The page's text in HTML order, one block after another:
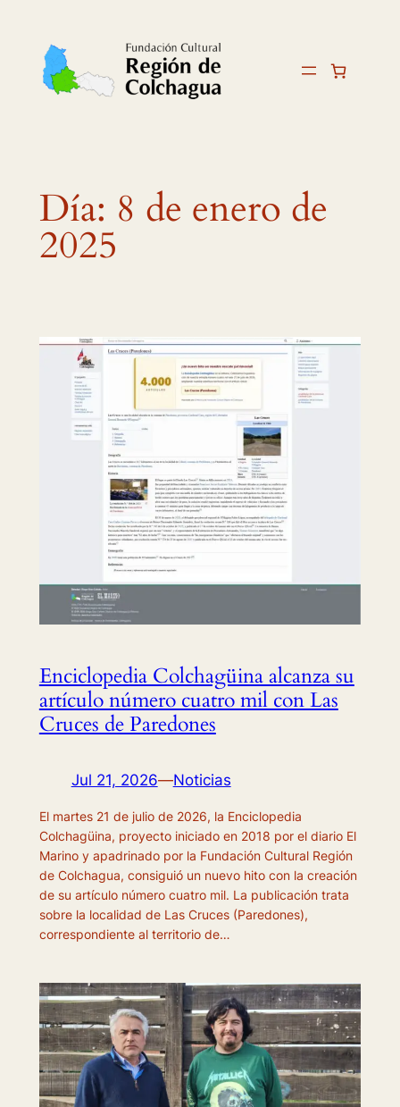
contenido
Día: 8 de enero de
2025
Enciclopedia Colchagüina alcanza su
artículo número cuatro mil con Las
Cruces de Paredones
Jul 21, 2026—Noticias
El martes 21 de julio de 2026, la Enciclopedia
Colchagüina, proyecto iniciado en 2018 por el diario El
Marino y apadrinado por la Fundación Cultural Región
de Colchagua, consiguió un nuevo hito con la creación
de su artículo número cuatro mil. La publicación trata
sobre la localidad de Las Cruces (Paredones),
correspondiente al territorio de…